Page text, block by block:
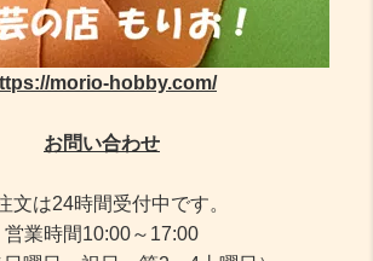
morio-hobby.com/
お問い合わせ
文は24時間受付中です。
営業時間10:00～17:00